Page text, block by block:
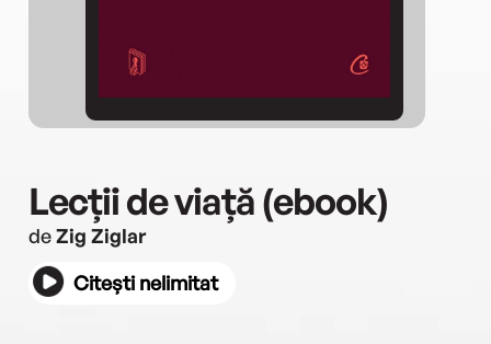
Lecții de viață (ebook)
deZig Ziglar
Citești nelimitat